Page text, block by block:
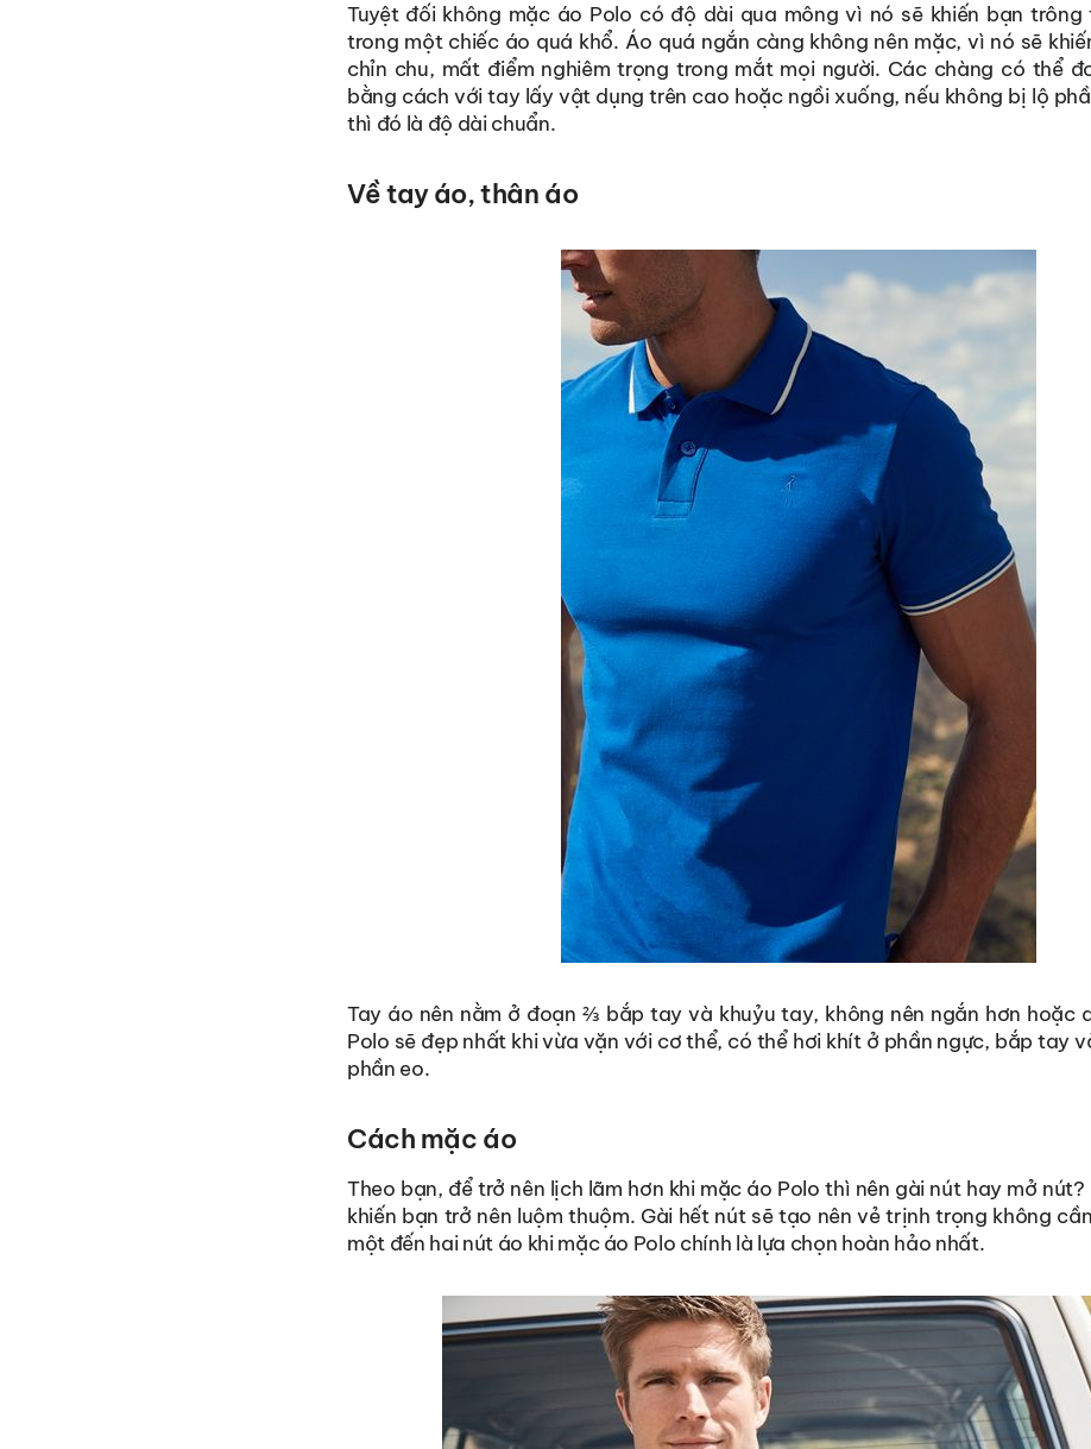
Tuyệt đối không mặc áo Polo có độ dài qua mông vì nó sẽ khiến bạn trông
trong một chiếc áo quá khổ. Áo quá ngắn càng không nên mặc, vì nó sẽ
chỉn chu, mất điểm nghiêm trọng trong mắt mọi người. Các chàng có thể
bằng cách với tay lấy vật dụng trên cao hoặc ngồi xuống, nếu không bị lộ
thì đó là độ dài chuẩn.
Về tay áo, thân áo
Tay áo nên nằm ở đoạn ⅔ bắp tay và khuỷu tay, không nên ngắn hơn hoặc
Polo sẽ đẹp nhất khi vừa vặn với cơ thể, có thể hơi khít ở phần ngực, bắp tay
phần eo.
Cách mặc áo
Theo bạn, để trở nên lịch lãm hơn khi mặc áo Polo thì nên gài nút hay mở
khiến bạn trở nên luộm thuộm. Gài hết nút sẽ tạo nên vẻ trịnh trọng không
một đến hai nút áo khi mặc áo Polo chính là lựa chọn hoàn hảo nhất.